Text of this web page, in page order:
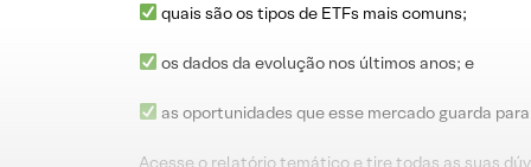
quais são os tipos de ETFs mais comuns;
os dados da evolução nos últimos anos; e
as oportunidades que esse mercado guarda
Acesse o relatório temático e tire todas as suas